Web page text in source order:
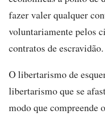
fazer valer qualquer
voluntariamente pelos
contratos de escravidão.
O libertarismo de
libertarismo que se
modo que compreende